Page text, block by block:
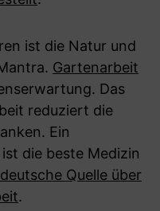
ist die Natur und
Gartenarbeit
Das
reduziert die
Ein
die beste Medizin
deutsche Quelle über
.